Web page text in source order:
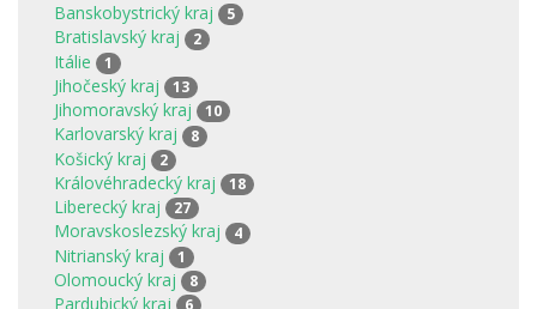
Banskobystrický kraj 5
Bratislavský kraj 2
Itálie 1
Jihočeský kraj 13
Jihomoravský kraj 10
Karlovarský kraj 8
Košický kraj 2
Královéhradecký kraj 18
Liberecký kraj 27
Moravskoslezský kraj 4
Nitrianský kraj 1
Olomoucký kraj 8
Pardubický kraj